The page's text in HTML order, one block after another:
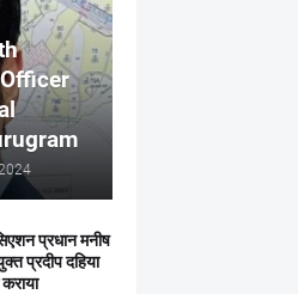
प्रधान मनीष
प्रदीप दहिया